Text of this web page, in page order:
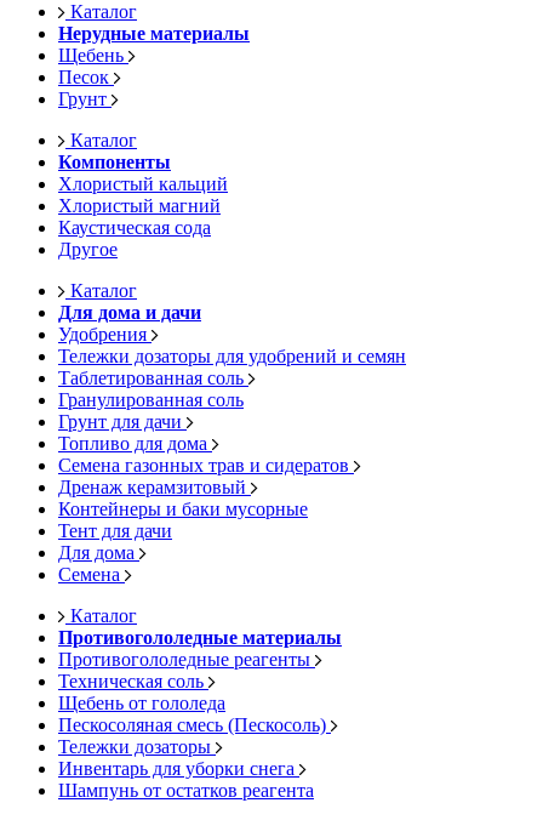
Каталог
Нерудные материалы
Щебень
Песок
Грунт
Каталог
Компоненты
Хлористый кальций
Хлористый магний
Каустическая сода
Другое
Каталог
Для дома и дачи
Удобрения
Тележки дозаторы для удобрений и семян
Таблетированная соль
Гранулированная соль
Грунт для дачи
Топливо для дома
Семена газонных трав и сидератов
Дренаж керамзитовый
Контейнеры и баки мусорные
Тент для дачи
Для дома
Семена
Каталог
Противогололедные материалы
Противогололедные реагенты
Техническая соль
Щебень от гололеда
Пескосоляная смесь (Пескосоль)
Тележки дозаторы
Инвентарь для уборки снега
Шампунь от остатков реагента